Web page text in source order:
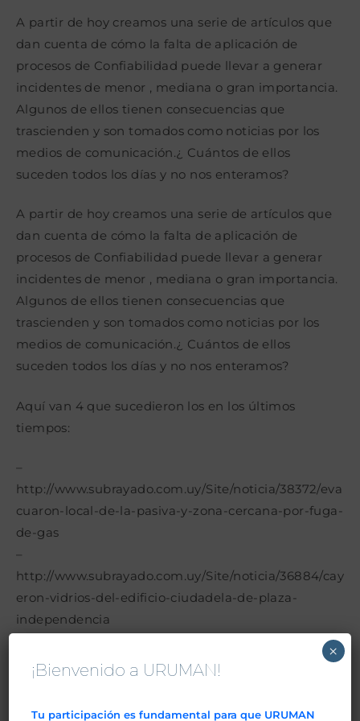
entrada:
entrada:
entrada:
A partir de hoy creamos una serie de artículos que
dan cuenta de cómo la falta de aplicación de
procesos de Confiabilidad puede llevar a generar
incidentes de menor , mediana o gran importancia.
Algunos de ellos tienen consecuencias que
trascienden y son tomados como noticias por los
medios de comunicación.¿ Cuántos de ellos
suceden todos los días y no nos enteramos?
A partir de hoy creamos una serie de artículos que
dan cuenta de cómo la falta de aplicación de
procesos de Confiabilidad puede llevar a generar
incidentes de menor , mediana o gran importancia.
Algunos de ellos tienen consecuencias que
trascienden y son tomados como noticias por los
medios de comunicación.¿ Cuántos de ellos
suceden todos los días y no nos enteramos?
Aquí van 4 que sucedieron los en los últimos
tiempos:
–
http://www.subrayado.com.uy/Site/noticia/38372/eva
cuaron-local-de-la-pasiva-y-zona-cercana-por-fuga-
de-gas
–
http://www.subrayado.com.uy/Site/noticia/36884/cay
eron-vidrios-del-edificio-ciudadela-de-plaza-
independencia
http://www.subrayado.com.uy/Site/noticia/36862/im
¡Bienvenido a URUMAN!
Tu participación es fundamental para que URUMAN
×